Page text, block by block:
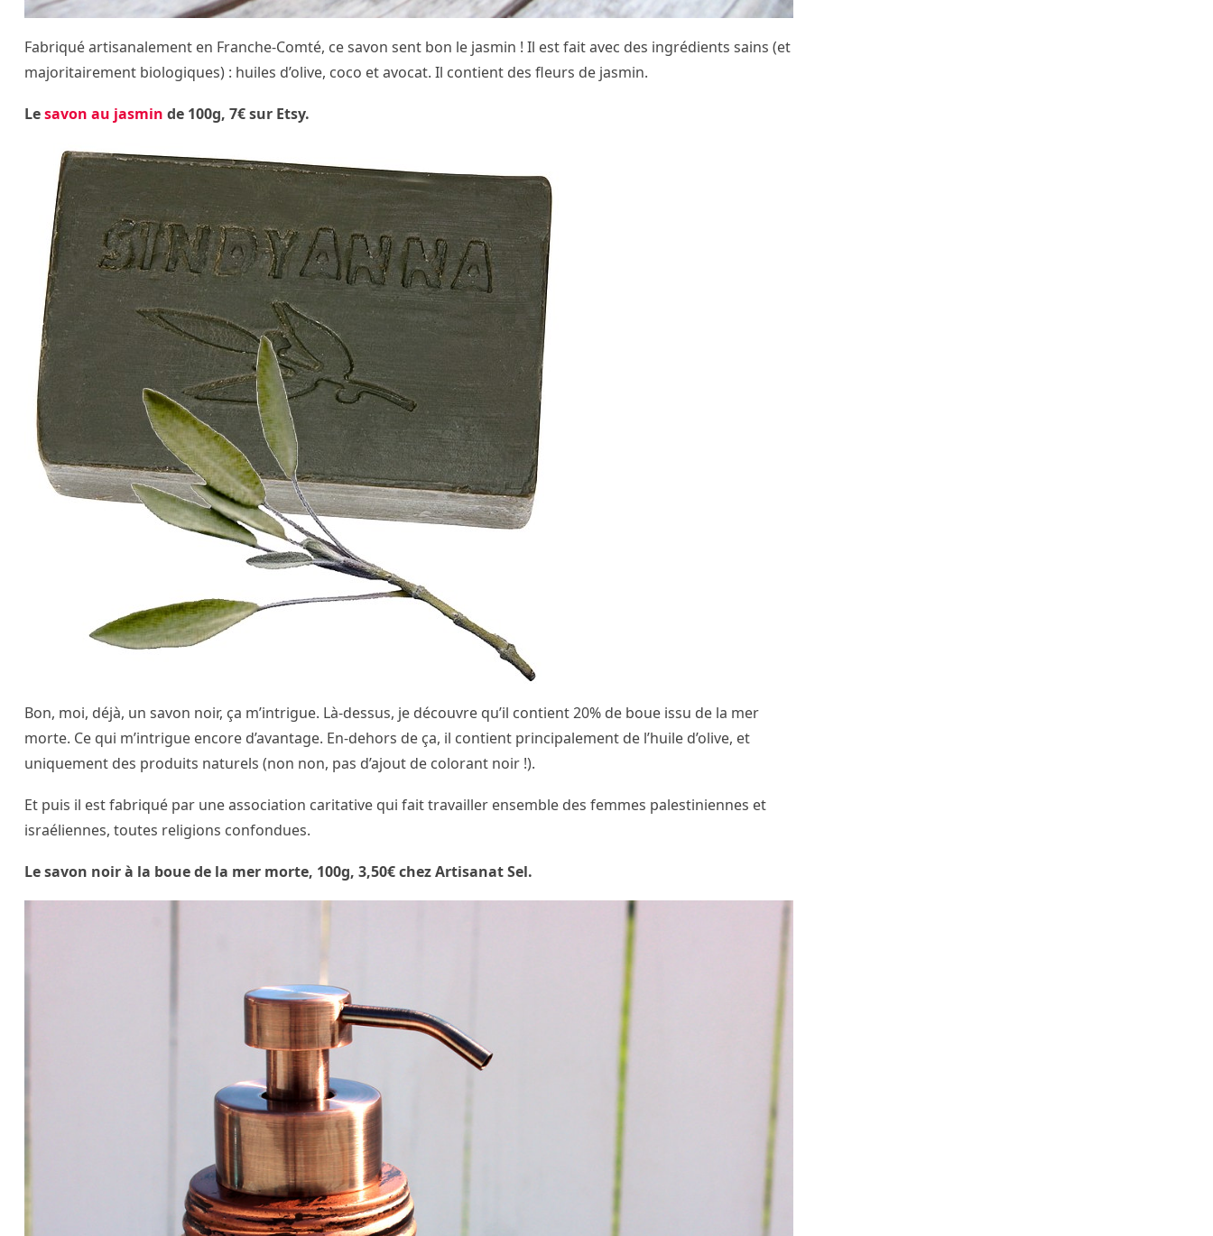
Fabriqué artisanalement en Franche-Comté, ce savon sent bon le jasmin ! Il est fait avec des ingrédients sains (et
majoritairement biologiques) : huiles d’olive, coco et avocat. Il contient des fleurs de jasmin.
Lesavon au jasmin de 100g, 7€ sur Etsy.
Bon, moi, déjà, un savon noir, ça m’intrigue. Là-dessus, je découvre qu’il contient 20% de boue issu de la mer
morte. Ce qui m’intrigue encore d’avantage. En-dehors de ça, il contient principalement de l’huile d’olive, et
uniquement des produits naturels (non non, pas d’ajout de colorant noir !).
Et puis il est fabriqué par une association caritative qui fait travailler ensemble des femmes palestiniennes et
israéliennes, toutes religions confondues.
Le savon noir à la boue de la mer morte, 100g, 3,50€ chez Artisanat Sel.